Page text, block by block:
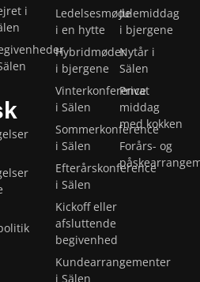
i
Ledelsesmøde
i en hytte
Hybridmøder
i bjergene
Vinterkonference
i Sälen
Sommerkonference
i Sälen
Efterårskonference
i Sälen
Kickoff eller
afsluttende
begivenhed
Kundearrangementer
i Sälen
Julemiddag
i bjergene
Nytår i
Sälen
Privat
middag
med kokken
Forårs- og